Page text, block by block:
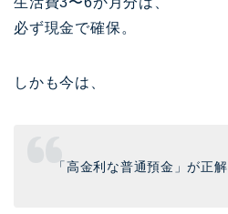
必ず現金で確保。
しかも今は、
「高金利な普通預金」が正解